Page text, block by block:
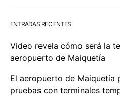
ENTRADAS RECIENTES
Video revela cómo será la
aeropuerto de Maiquetía
El aeropuerto de Maiquetía
pruebas con terminales